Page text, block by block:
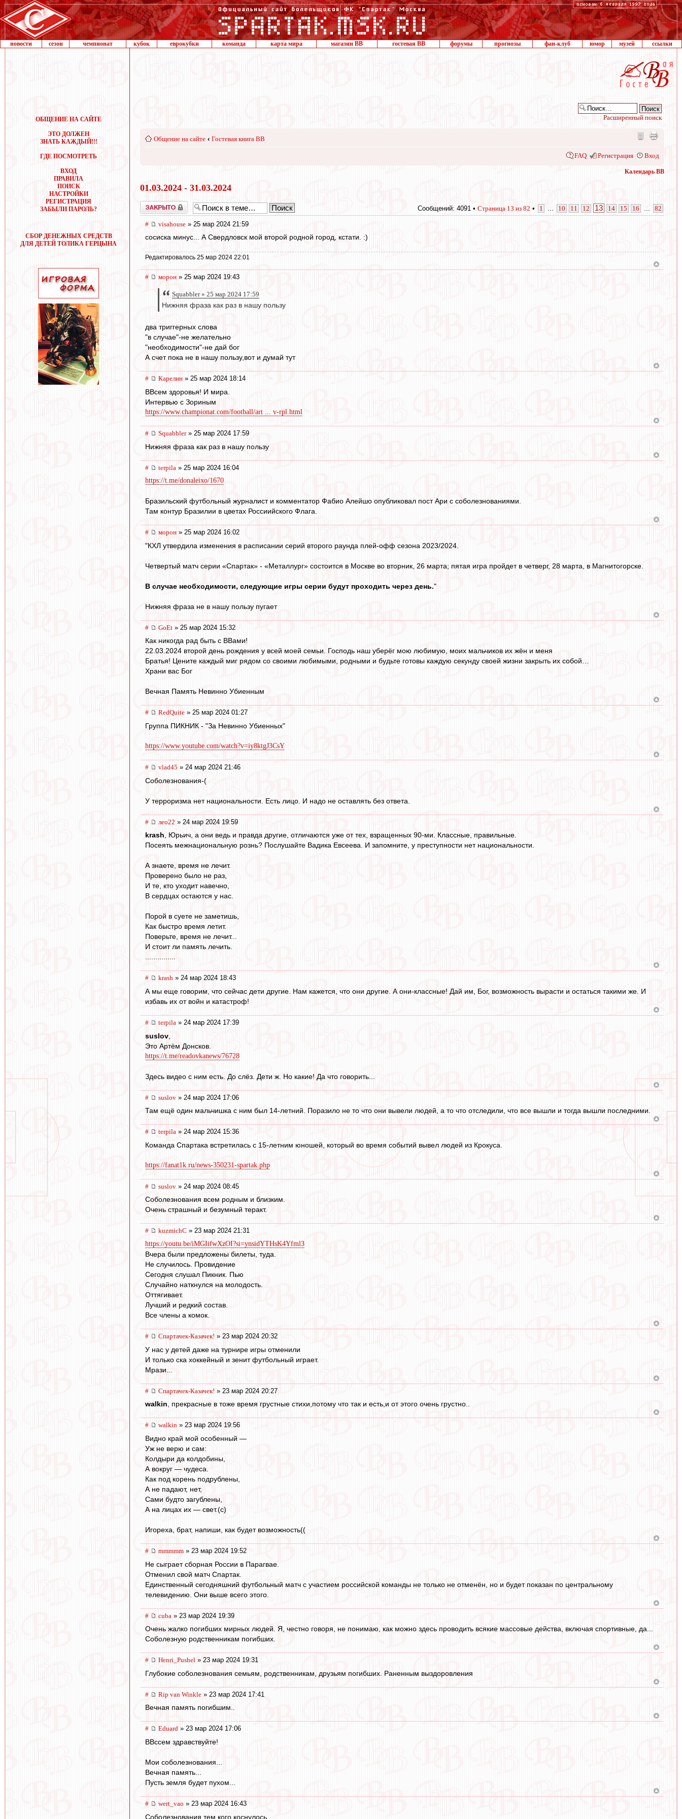
новости сезон чемпионат кубок еврокубки команда карта мира магазин ВВ гостевая ВВ форумы прогнозы фан-клуб юмор музей ссылки
ОБЩЕНИЕ НА САЙТЕ
ЭТО ДОЛЖЕН
ЗНАТЬ КАЖДЫЙ!!!
ГДЕ ПОСМОТРЕТЬ
ВХОД
ПРАВИЛА
ПОИСК
НАСТРОЙКИ
РЕГИСТРАЦИЯ
ЗАБЫЛИ ПАРОЛЬ?
СБОР ДЕНЕЖНЫХ СРЕДСТВ
ДЛЯ ДЕТЕЙ ТОЛИКА ГЕРЦЫНА
Расширенный поиск
Общение на сайте ‹ Гостевая книга ВВ
FAQ Регистрация Вход
Календарь ВВ
01.03.2024 - 31.03.2024
Закрыто Сообщений: 4091 • Страница 13 из 82 • 1 10 11 12 13 14 15 16 82
# visahouse » 25 мар 2024 21:59
сосиска минус... А Свердловск мой второй родной город, кстати. :)
Редактировалось 25 мар 2024 22:01
# морон » 25 мар 2024 19:43
Squabbler » 25 мар 2024 17:59
Нижняя фраза как раз в нашу пользу
два триггерных слова
"в случае"-не желательно
"необходимости"-не дай бог
А счет пока не в нашу пользу,вот и думай тут
# Карелин » 25 мар 2024 18:14
ВВсем здоровья! И мира.
Интервью с Зориным
https://www.championat.com/football/art ... v-rpl.html
# Squabbler» 25 мар 2024 17:59
Нижняя фраза как раз в нашу пользу
# terpila » 25 мар 2024 16:04
https://t.me/donaleixo/1670
Бразильский футбольный журналист и комментатор Фабио Алейшо опубликовал пост Ари с соболезнованиями.
Там контур Бразилии в цветах Россиийского Флага.
# морон » 25 мар 2024 16:02
"КХЛ утвердила изменения в расписании серий второго раунда плей-офф сезона 2023/2024.
Четвертый матч серии «Спартак» - «Металлург» состоится в Москве во вторник, 26 марта; пятая игра пройдет в четверг, 28 марта, в Магнитогорске.
В случае необходимости, следующие игры серии будут проходить через день."
Нижняя фраза не в нашу пользу пугает
# GoEt » 25 мар 2024 15:32
Как никогда рад быть с ВВами!
22.03.2024 второй день рождения у всей моей семьи. Господь наш уберёг мою любимую, моих мальчиков их жён и меня
Братья! Цените каждый миг рядом со своими любимыми, родными и будьте готовы каждую секунду своей жизни закрыть их собой…
Храни вас Бог
Вечная Память Невинно Убиенным
# RedQuite » 25 мар 2024 01:27
Группа ПИКНИК - "За Невинно Убиенных"
https://www.youtube.com/watch?v=iy8ktgJ3CsY
# vlad45 » 24 мар 2024 21:46
Соболезнования-(
У терроризма нет национальности. Есть лицо. И надо не оставлять без ответа.
# лео22 » 24 мар 2024 19:59
krash, Юрьич, а они ведь и правда другие, отличаются уже от тех, взращенных 90-ми. Классные, правильные.
Посеять межнациональную рознь? Послушайте Вадика Евсеева. И запомните, у преступности нет национальности.
А знаете, время не лечит.
Проверено было не раз,
И те, кто уходит навечно,
В сердцах остаются у нас.
Порой в суете не заметишь,
Как быстро время летит.
Поверьте, время не лечит...
И стоит ли память лечить.
...............
# krash » 24 мар 2024 18:43
А мы еще говорим, что сейчас дети другие. Нам кажется, что они другие. А они-классные! Дай им, Бог, возможность вырасти и остаться такими же. И
избавь их от войн и катастроф!
# terpila » 24 мар 2024 17:39
suslov
Это Артём Донсков.
https://t.me/readovkanews/76728
Здесь видео с ним есть. До слёз. Дети ж. Но какие! Да что говорить...
# suslov » 24 мар 2024 17:06
Там ещё один мальчишка с ним был 14-летний. Поразило не то что они вывели людей, а то что отследили, что все вышли и тогда вышли последними.
# terpila » 24 мар 2024 15:36
Команда Спартака встретилась с 15-летним юношей, который во время событий вывел людей из Крокуса.
https://fanat1k.ru/news-350231-spartak.php
# suslov » 24 мар 2024 08:45
Соболезнования всем родным и близким.
Очень страшный и безумный теракт.
# kuzmichC » 23 мар 2024 21:31
https://youtu.be/iMGIifwXzOI?si=ynsidYTHsK4Yfml3
Вчера были предложены билеты, туда.
Не случилось. Провидение
Сегодня слушал Пикник. Пью
Случайно наткнулся на молодость.
Оттягивает.
Лучший и редкий состав.
Все члены а комок.
# Спартачек-Казачек! » 23 мар 2024 20:32
У нас у детей даже на турнире игры отменили
И только ска хоккейный и зенит футбольный играет.
Мрази...
# Спартачек-Казачек! » 23 мар 2024 20:27
walkin, прекрасные в тоже время грустные стихи,потому что так и есть,и от этого очень грустно..
# walkin » 23 мар 2024 19:56
Видно край мой особенный —
Уж не верю и сам:
Колдыри да колдобины,
А вокруг — чудеса.
Как под корень подрублены,
А не падают, нет,
Сами будто загублены,
А на лицах их — свет.(c)
Игореха, брат, напиши, как будет возможность((
# mmmmm » 23 мар 2024 19:52
Не сыграет сборная России в Парагвае.
Отменил свой матч Спартак.
Единственный сегодняшний футбольный матч с участием российской команды не только не отменён, но и будет показан по центральному
телевидению. Они выше всего этого.
# cuba » 23 мар 2024 19:39
Очень жалко погибших мирных людей. Я, честно говоря, не понимаю, как можно здесь проводить всякие массовые действа, включая спортивные, да...
Соболезную родственникам погибших.
# Henri_Pushel » 23 мар 2024 19:31
Глубокие соболезнования семьям, родственникам, друзьям погибших. Раненным выздоровления
# Rip van Winkle » 23 мар 2024 17:41
Вечная память погибшим..
# Eduard » 23 мар 2024 17:06
ВВссем здравствуйте!
Мои соболезнования...
Вечная память...
Пусть земля будет пухом...
# wert_vao » 23 мар 2024 16:43
Соболезнования тем кого коснулось.